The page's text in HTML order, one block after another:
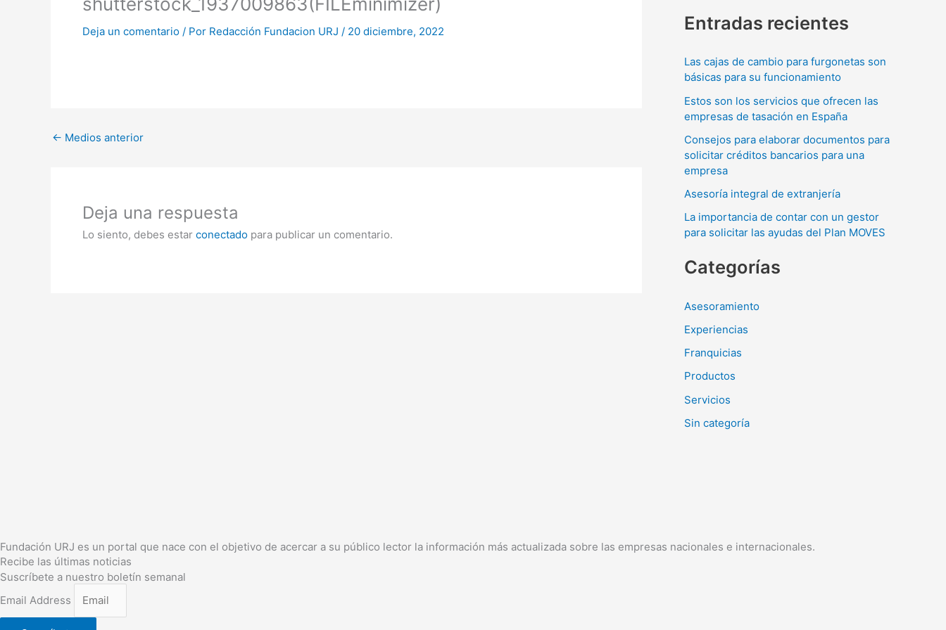
Deja un comentario / Por Redacción Fundacion URJ / 20 diciembre, 2022
← Medios anterior
Deja una respuesta
Lo siento, debes estar conectado para publicar un comentario.
s
a
p
r
:
Entradas recientes
Las cajas de cambio para furgonetas son
básicas para su funcionamiento
Estos son los servicios que ofrecen las
empresas de tasación en España
Consejos para elaborar documentos para
solicitar créditos bancarios para una
empresa
Asesoría integral de extranjería
La importancia de contar con un gestor
para solicitar las ayudas del Plan MOVES
Categorías
Asesoramiento
Experiencias
Franquicias
Productos
Servicios
Sin categoría
Fundación URJ es un portal que nace con el objetivo de acercar a su público lector la información más actualizada sobre las empresas nacionales e internacionales.
Recibe las últimas noticias
Suscríbete a nuestro boletín semanal
Email Address